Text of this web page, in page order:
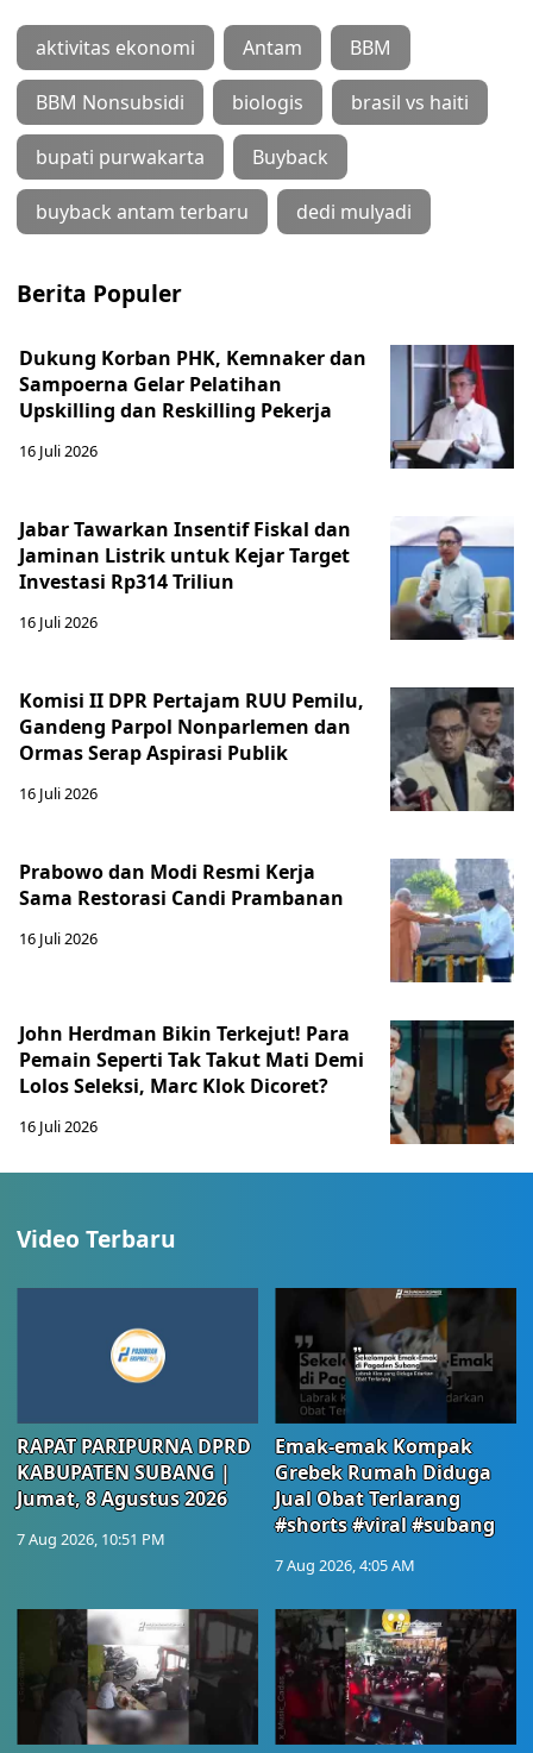
aktivitas ekonomi Antam BBM
BBM Nonsubsidi biologis brasil vs haiti
bupati purwakarta Buyback
buyback antam terbaru dedi mulyadi
Berita Populer
Dukung Korban PHK, Kemnaker dan
Sampoerna Gelar Pelatihan
Upskilling dan Reskilling Pekerja
16 Juli 2026
Jabar Tawarkan Insentif Fiskal dan
Jaminan Listrik untuk Kejar Target
Investasi Rp314 Triliun
16 Juli 2026
Komisi II DPR Pertajam RUU Pemilu,
Gandeng Parpol Nonparlemen dan
Ormas Serap Aspirasi Publik
16 Juli 2026
Prabowo dan Modi Resmi Kerja
Sama Restorasi Candi Prambanan
16 Juli 2026
John Herdman Bikin Terkejut! Para
Pemain Seperti Tak Takut Mati Demi
Lolos Seleksi, Marc Klok Dicoret?
16 Juli 2026
Video Terbaru
RAPAT PARIPURNA DPRD
KABUPATEN SUBANG |
Jumat, 8 Agustus 2026
7 Aug 2026, 10:51 PM
Emak-emak Kompak
Grebek Rumah Diduga
Jual Obat Terlarang
#shorts #viral #subang
7 Aug 2026, 4:05 AM